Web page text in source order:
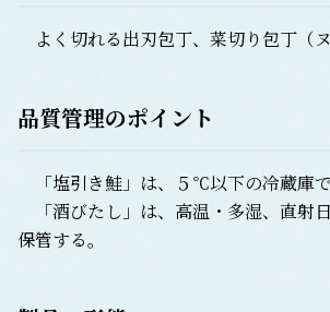
よく切れる出刃包丁、菜切り包丁（ヌ
品質管理のポイント
「塩引き鮭」は、５℃以下の冷蔵庫で
「酒びたし」は、高温・多湿、直射
保管する。